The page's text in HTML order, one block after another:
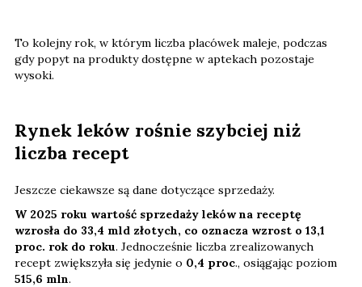
To kolejny rok, w którym liczba placówek maleje, podczas
gdy popyt na produkty dostępne w aptekach pozostaje
wysoki.
Rynek leków rośnie szybciej niż
liczba recept
Jeszcze ciekawsze są dane dotyczące sprzedaży.
W 2025 roku wartość sprzedaży leków na receptę
wzrosła do 33,4 mld złotych, co oznacza wzrost o 13,1
proc. rok do roku. Jednocześnie liczba zrealizowanych
recept zwiększyła się jedynie o 0,4 proc., osiągając poziom
515,6 mln.